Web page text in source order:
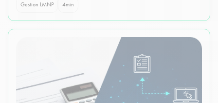
Gestion LMNP 4min